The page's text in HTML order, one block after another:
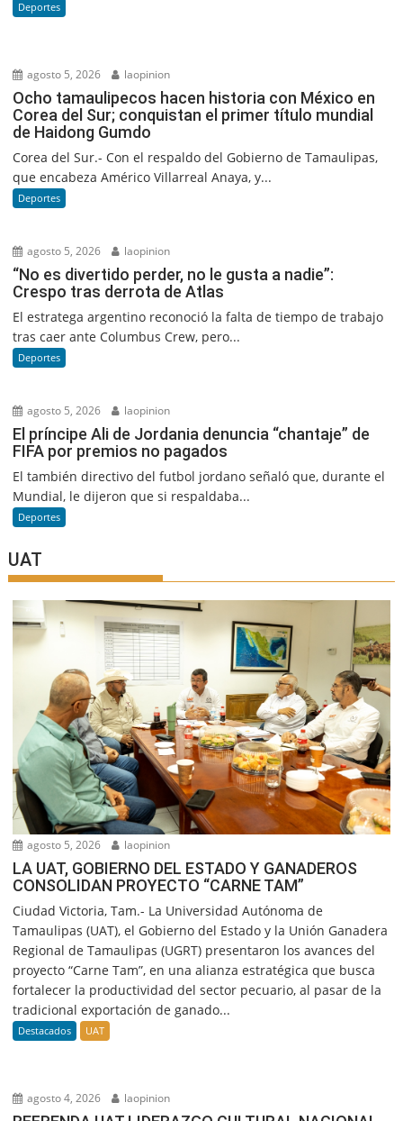
Deportes
agosto 5, 2026 laopinion
Ocho tamaulipecos hacen historia con México en
Corea del Sur; conquistan el primer título mundial
de Haidong Gumdo
Corea del Sur.- Con el respaldo del Gobierno de Tamaulipas,
que encabeza Américo Villarreal Anaya, y...
Deportes
agosto 5, 2026 laopinion
“No es divertido perder, no le gusta a nadie”:
Crespo tras derrota de Atlas
El estratega argentino reconoció la falta de tiempo de trabajo
tras caer ante Columbus Crew, pero...
Deportes
agosto 5, 2026 laopinion
El príncipe Ali de Jordania denuncia “chantaje” de
FIFA por premios no pagados
El también directivo del futbol jordano señaló que, durante el
Mundial, le dijeron que si respaldaba...
Deportes
UAT
agosto 5, 2026 laopinion
LA UAT, GOBIERNO DEL ESTADO Y GANADEROS
CONSOLIDAN PROYECTO “CARNE TAM”
Ciudad Victoria, Tam.- La Universidad Autónoma de
Tamaulipas (UAT), el Gobierno del Estado y la Unión Ganadera
Regional de Tamaulipas (UGRT) presentaron los avances del
proyecto “Carne Tam”, en una alianza estratégica que busca
fortalecer la productividad del sector pecuario, al pasar de la
tradicional exportación de ganado...
Destacados UAT
agosto 4, 2026 laopinion